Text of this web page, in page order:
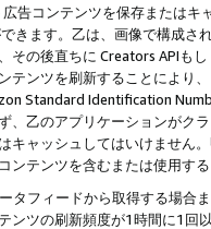
告コンテンツを保存または
きます。乙は、画像で構成
その後直ちに Creators APIも
テンツを刷新することにより
Standard Identification
、乙のアプリケーションがク
キャッシュしてはいけません
ンテンツを含むまたは使用す
タフィードから取得する場合
ンツの刷新頻度が1時間に1